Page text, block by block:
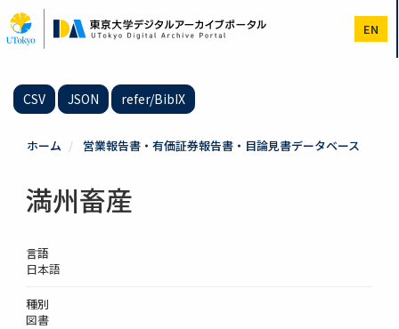
イ
ン
EN
CSV JSON refer/BibIX
ホーム 営業報告書・有価証券報告書・目論見書データベース
満州畜産
言語
日本語
種別
図書